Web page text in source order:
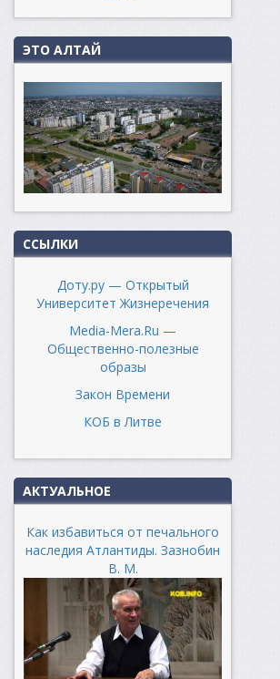
ЭТО АЛТАЙ
ССЫЛКИ
Доту.ру — Открытый
Университет Жизнеречения
Media-Mera.Ru —
Общественно-полезные
образы
Закон Времени
КОБ в Литве
АКТУАЛЬНОЕ
Как избавиться от печального
наследия Атлантиды. Зазнобин
В. М.